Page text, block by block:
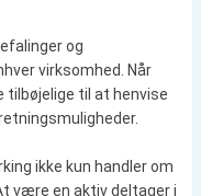
og
virksomhed. Når
tilbøjelige til at henvise
ikke kun handler om
være en aktiv deltager i